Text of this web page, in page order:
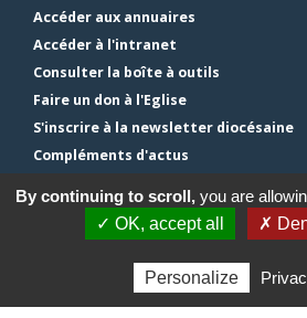
Accéder aux annuaires
Accéder à l'intranet
Consulter la boîte à outils
Faire un don à l'Eglise
S'inscrire à la newsletter diocésaine
Compléments d'actus
Mentions légales
Gestion des cookies
By continuing to scroll, you are
✓ OK, accept all
✗
Personalize